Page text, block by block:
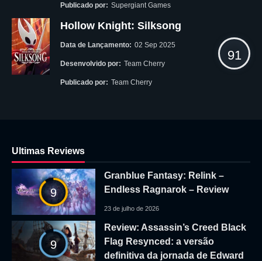
Publicado por: Supergiant Games
Hollow Knight: Silksong
Data de Lançamento: 02 Sep 2025
Desenvolvido por: Team Cherry
Publicado por: Team Cherry
91
Ultimas Reviews
9
Granblue Fantasy: Relink –
Endless Ragnarok – Review
23 de julho de 2026
9
Review: Assassin’s Creed Black
Flag Resynced: a versão
definitiva da jornada de Edward